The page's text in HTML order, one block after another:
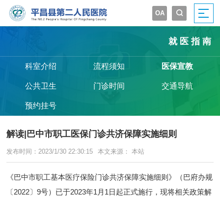
OA 

就医指南
科室介绍 流程须知 医保宣教
公共卫生 门诊时间 交通导航
预约挂号
解读|巴中市职工医保门诊共济保障实施细则
发布时间：2023/1/30 22:30:15 本文来源： 本站
《巴中市职工基本医疗保险门诊共济保障实施细则》（巴府办规
〔2022〕9号）已于2023年1月1日起正式施行，现将相关政策解